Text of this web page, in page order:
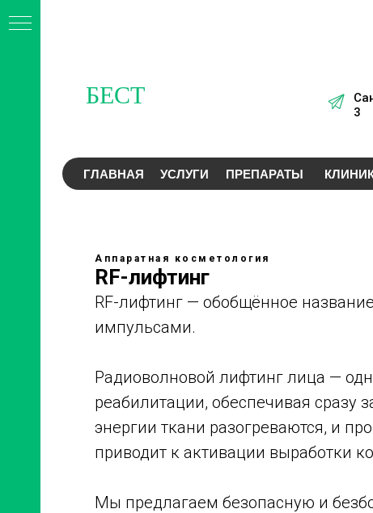
3
ГЛАВНАЯ УСЛУГИ ПРЕПАРАТЫ
Аппаратная косметология
RF-лифтинг
RF-лифтинг — обобщённое
импульсами.
Радиоволновой лифтинг лица —
реабилитации, обеспечивая сразу
энергии ткани разогреваются, и
приводит к активации выработки
Мы предлагаем безопасную и